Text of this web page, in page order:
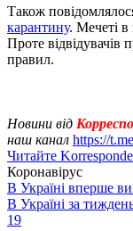
Також
карантину. Мечеті в
Проте відвідувачів
правил.
Новини від
наш канал https://
Читайте
Коронавірус
В Україні вперше
В Україні за
19